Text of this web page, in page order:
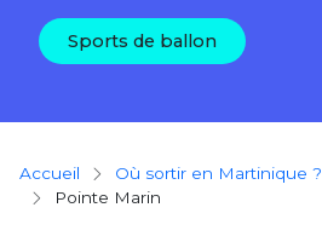
Sports de ballon
Breadcrumb
Accueil Où sortir en Martinique ?
Pointe Marin